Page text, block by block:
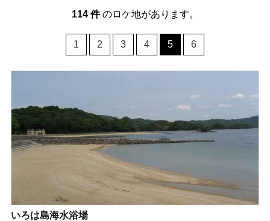
114 件のロケ地があります。
1 2 3 4 5 6
いろは島海水浴場